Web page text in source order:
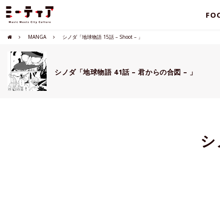
MANGA シノダ「地球物語 15話 – Shoot – 」
シノダ「地球物語 41話 – 君からの合図 – 」